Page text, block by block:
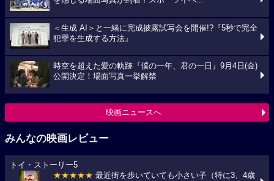
＜生成 AI＞と一緒に完成披露試写会を開催!?『5秒で完全
犯罪を生成する方法』
時空を超えた愛の軌跡『僕の一年、君の一日』9月4日(金)
公開決定！場面写真一挙解禁
映画ニュースへ
みんなの映画レビュー
トイ・ストーリー5
★★★★★ 最近街を歩いていても小さい子（特に3、4歳